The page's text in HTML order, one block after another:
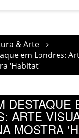
& Arte
em Londres:
‘Habitat’
DESTAQUE
ARTE
MOSTRA